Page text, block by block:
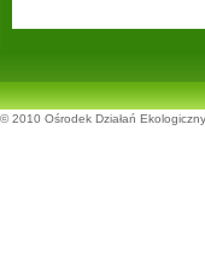
© 2010 Ośrodek Działań